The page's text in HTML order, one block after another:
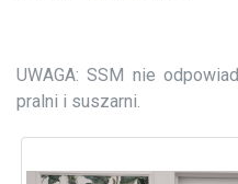
UWAGA: SSM nie
pralni i suszarni.